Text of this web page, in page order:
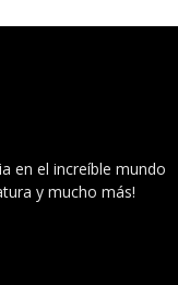
en el increíble mundo
y mucho más!